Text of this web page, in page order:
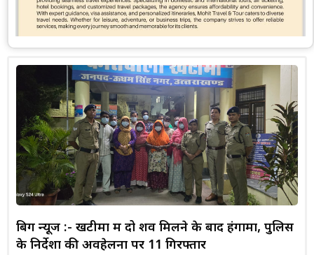
बिग न्यूज :- खटीमा में दो शव मिलने के बाद हंगामा, पुलिस
के निर्देशों की अवहेलना पर 11 गिरफ्तार